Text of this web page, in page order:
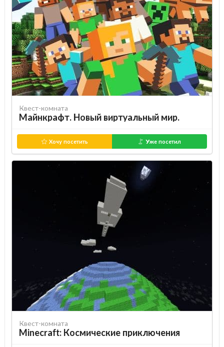
Квест-комната
Майнкрафт. Новый виртуальный мир.
Хочу посетить Уже посетил
Квест-комната
Minecraft: Космические приключения